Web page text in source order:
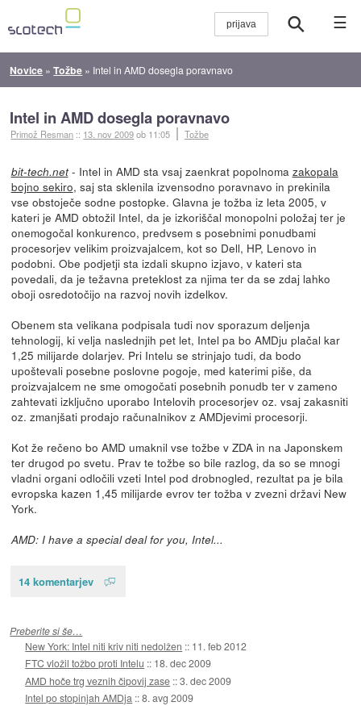
☰
Novice »Tožbe » Intel in AMD dosegla poravnavo
Intel in AMD dosegla poravnavo
Primož Resman :: 13. nov 2009ob 11:05 Tožbe
bit-tech.net- Intel in AMD sta vsaj zaenkrat popolnoma zakopala
bojno sekiro, saj sta sklenila izvensodno poravnavo in prekinila
vse obstoječe sodne postopke. Glavna je tožba iz leta 2005, v
kateri je AMD obtožil Intel, da je izkoriščal monopolni položaj ter je
onemogočal konkurenco, predvsem s posebnimi ponudbami
procesorjev velikim proizvajalcem, kot so Dell, HP, Lenovo in
podobni. Obe podjetji sta izdali skupno izjavo, v kateri sta
povedali, da je težavna preteklost za njima ter da se zdaj lahko
oboji osredotočijo na razvoj novih izdelkov.
Obenem sta velikana podpisala tudi nov sporazum deljenja
tehnologij, ki velja naslednjih pet let, Intel pa bo AMDju plačal kar
1,25 milijarde dolarjev. Pri Intelu se strinjajo tudi, da bodo
upoštevali posebne poslovne pogoje, med katerimi piše, da
proizvajalcem ne sme omogočati posebnih ponudb ter v zameno
zahtevati izključno uporabo Intelovih procesorjev oz. vsaj zakasniti
oz. zmanjšati prodajo računalnikov z AMDjevimi procesorji.
Kot že rečeno bo AMD umaknil vse tožbe v ZDA in na Japonskem
ter drugod po svetu. Prav te tožbe so bile razlog, da so se mnogi
vladni organi odločili vzeti Intel pod drobnogled, rezultat pa je bila
evropska kazen 1,45 milijarde evrov ter tožba v zvezni državi New
York.
AMD: I have a special deal for you, Intel...
14 komentarjev
Preberite si še…
New York: Intel niti kriv niti nedolžen :: 11. feb 2012
FTC vložil tožbo proti Intelu :: 18. dec 2009
AMD hoče trg veznih čipovij zase ::3. dec 2009
Intel po stopinjah AMDja ::8. avg 2009